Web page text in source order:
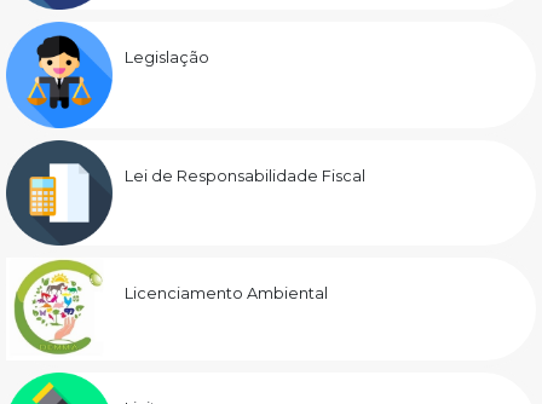
Legislação
Lei de Responsabilidade Fiscal
Licenciamento Ambiental